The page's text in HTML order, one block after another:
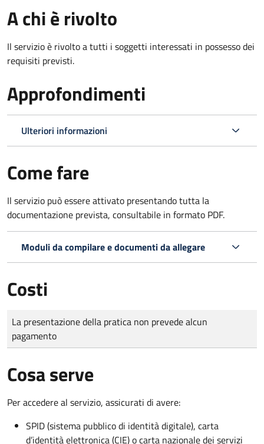
A chi è rivolto
Il servizio è rivolto a tutti i soggetti interessati in possesso dei
requisiti previsti.
Approfondimenti
Ulteriori informazioni
Come fare
Il servizio può essere attivato presentando tutta la
documentazione prevista, consultabile in formato PDF.
Moduli da compilare e documenti da allegare
Costi
Tipo di pagamento
Importo
La presentazione della pratica non prevede alcun
pagamento
Cosa serve
Per accedere al servizio, assicurati di avere:
SPID (sistema pubblico di identità digitale), carta
d’identità elettronica (CIE) o carta nazionale dei servizi